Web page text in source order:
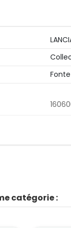
Fonte
catégorie :